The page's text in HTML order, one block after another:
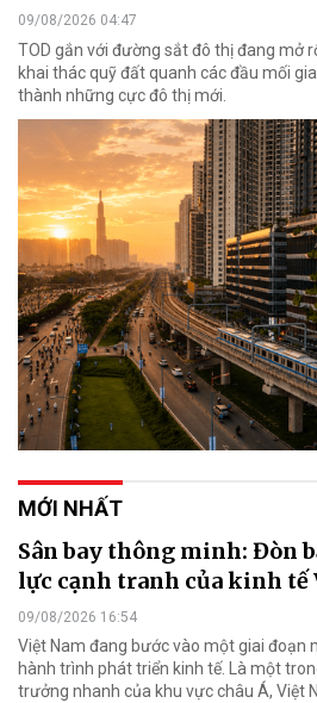
09/08/2026 04:47
TOD gắn với đường sắt đô thị đang mở
khai thác quỹ đất quanh các đầu mối
thành những cực đô thị mới.
MỚI NHẤT
Sân bay thông minh: Đòn
lực cạnh tranh của kinh tế
09/08/2026 16:54
Việt Nam đang bước vào một giai đoạn
hành trình phát triển kinh tế. Là một
trưởng nhanh của khu vực châu Á, Việt